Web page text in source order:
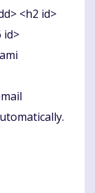
<h2 id>
id>